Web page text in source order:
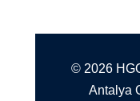
© 2026
Antalya